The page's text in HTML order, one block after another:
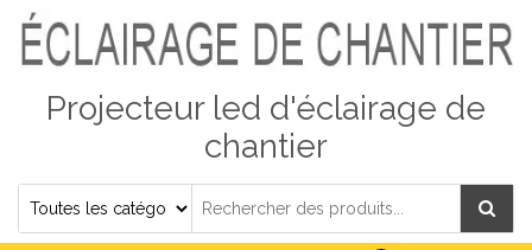
Projecteur led d'éclairage de
chantier